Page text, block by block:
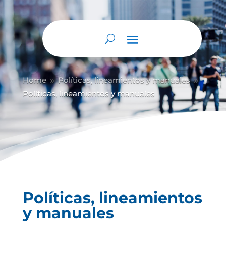
Abrir barra de herramientas
Home 9 Políticas, lineamientos y manuales 9
Políticas, lineamientos y manuales
Políticas, lineamientos
y manuales